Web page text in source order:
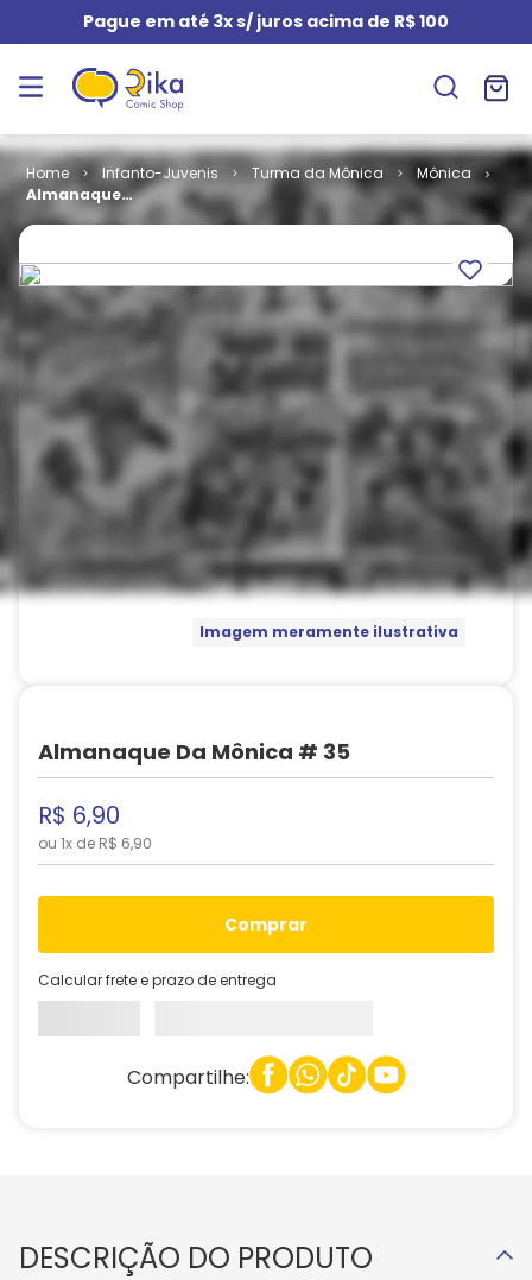
Pague em até 3x s/ juros acima de R$ 100
Infanto-Juvenis Turma da Mônica
Mônica
Almanaque
da Mônica #
Imagem meramente ilustrativa
Almanaque Da Mônica # 35
R$ 6,90
ou 1x de R$ 6,90
comprar
Calcular frete e prazo de entrega
Compartilhe:
DESCRIÇÃO DO PRODUTO